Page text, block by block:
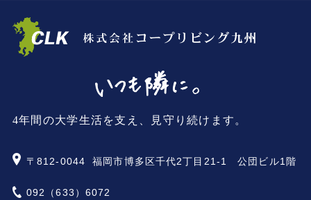
4年間の大学生活を支え、見守り続けます。
〒812-0044 福岡市博多区千代2丁目21-1 公団ビル1階
092（633）6072